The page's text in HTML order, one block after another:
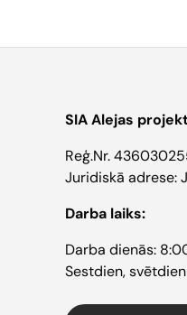
SIA Alejas
Reģ.Nr.
Juridiskā adrese:
Darba laiks:
Darba dienās:
Sestdien,